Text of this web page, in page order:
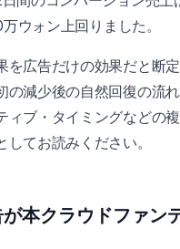
ウォン上回りました。
を広告だけの効果だと断
の減少後の自然回復の流
ィブ・タイミングなどの
てお読みください。
本クラウドファン